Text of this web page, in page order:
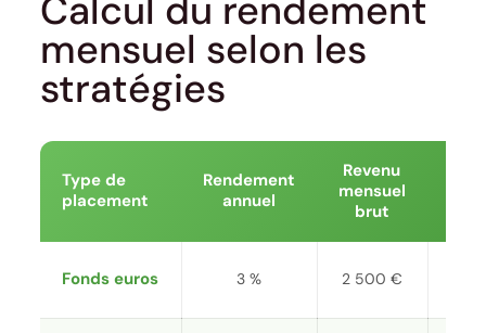
mensuel selon les
stratégies
Type de
placement
Rendement
annuel
Revenu
mensuel
brut
Fonds euros 3 % 2 500 €